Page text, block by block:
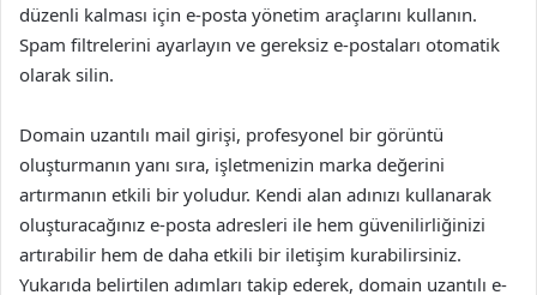
düzenli kalması için e-posta yönetim araçlarını kullanın.
Spam filtrelerini ayarlayın ve gereksiz e-postaları otomatik
olarak silin.
Domain uzantılı mail girişi, profesyonel bir görüntü
oluşturmanın yanı sıra, işletmenizin marka değerini
artırmanın etkili bir yoludur. Kendi alan adınızı kullanarak
oluşturacağınız e-posta adresleri ile hem güvenilirliğinizi
artırabilir hem de daha etkili bir iletişim kurabilirsiniz.
Yukarıda belirtilen adımları takip ederek, domain uzantılı e-